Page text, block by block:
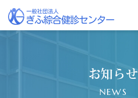
お知らせ
NEWS